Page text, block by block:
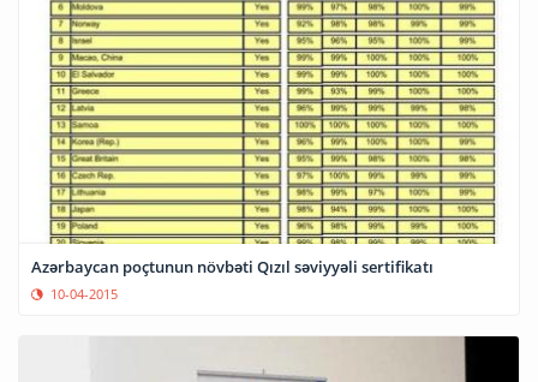
Azərbaycan poçtunun növbəti Qızıl səviyyəli sertifikatı
10-04-2015